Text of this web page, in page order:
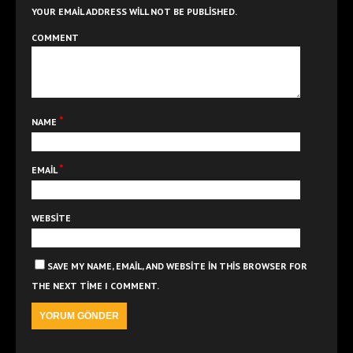
YOUR EMAIL ADDRESS WILL NOT BE PUBLISHED.
COMMENT
NAME *
EMAIL*
WEBSITE
SAVE MY NAME, EMAIL, AND WEBSITE IN THIS BROWSER FOR
THE NEXT TIME I COMMENT.